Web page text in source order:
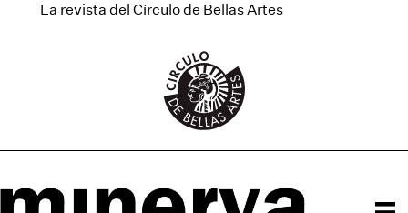
La revista del Círculo de Bellas Artes